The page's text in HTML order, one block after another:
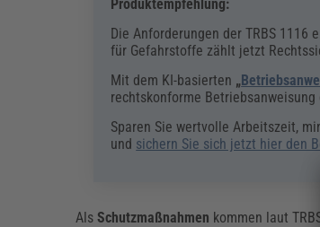
Produktempfehlung:
Die Anforderungen der TRBS
für Gefahrstoffe zählt jetzt
Mit dem KI-basierten „
rechtskonforme
Sparen Sie wertvolle Arbeitszeit,
und sichern Sie sich jetzt hier den
AlsSchutzmaßnahmen kommen laut